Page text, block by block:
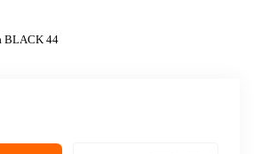
BLACK 44